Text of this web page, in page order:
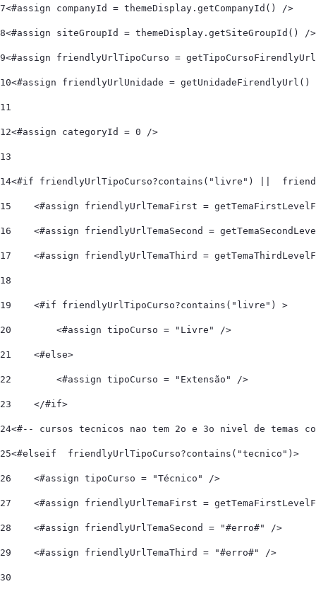
7<#assign companyId = themeDisplay.getCompanyId() />
8<#assign siteGroupId = themeDisplay.getSiteGroupId() /
9<#assign friendlyUrlTipoCurso =
10<#assign friendlyUrlUnidade =
11
12<#assign categoryId = 0 />
13
14<#if friendlyUrlTipoCurso?contains("livre") ||
15
<#assign friendlyUrlTemaFirst =
16
<#assign friendlyUrlTemaSecond =
17
<#assign friendlyUrlTemaThird =
18
19
    <#if friendlyUrlTipoCurso?contains("livre") >
20
        <#assign tipoCurso = "Livre" />
21
    <#else>
22
        <#assign tipoCurso = "Extensão" />
23
    </#if>
24<#-- cursos tecnicos nao tem 2o e 3o nivel de temas
25<#elseif  friendlyUrlTipoCurso?contains("tecnico")>
26
    <#assign tipoCurso = "Técnico" />
27
<#assign friendlyUrlTemaFirst =
28
    <#assign friendlyUrlTemaSecond = "#erro#" />
29
    <#assign friendlyUrlTemaThird = "#erro#" />
30